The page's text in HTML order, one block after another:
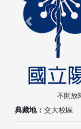
典藏地： 交大校區
Previous
不開放